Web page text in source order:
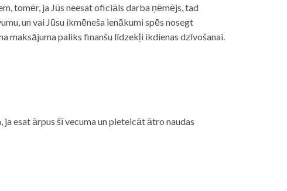
tomēr, ja Jūs neesat oficiāls darba ņēmējs, tad
un vai Jūsu ikmēneša ienākumi spēs nosegt
maksājuma paliks finanšu līdzekļi ikdienas dzīvošanai.
esat ārpus šī vecuma un pieteicāt ātro naudas